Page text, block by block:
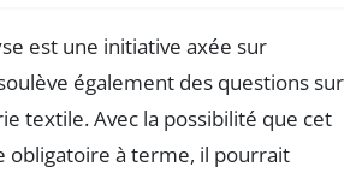
est une initiative axée sur
également des questions sur
textile. Avec la possibilité que cet
obligatoire à terme, il pourrait